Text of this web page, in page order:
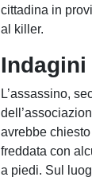
cittadina in
al killer.
Indagini
L’assassino,
avrebbe
freddata con
a piedi. Sul